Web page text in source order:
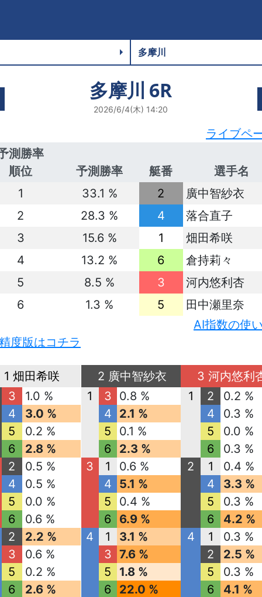
多摩川 6R
2026/6/4(木) 14:20
ライブペ
測勝率
順位
予測勝率 艇番
選手名
1
33.1 % 2
廣中智紗衣
2
28.3 % 4
落合直子
3
15.6 % 1
畑田希咲
4
13.2 % 6
倉持莉々
5
8.5 % 3
河内悠利杏
6
1.3 % 5
田中瀬里奈
AI指数の使
度版はコチラ
1 畑田希咲
3
1.0 %
4
3.0 %
5
0.2 %
6
2.8 %
2
0.5 %
4
0.5 %
5
0.0 %
6
0.6 %
2
2.2 %
3
0.6 %
5
0.2 %
6
2.6 %
2 廣中智紗衣
1
3
0.8 %
4
2.1 %
5
0.1 %
6
2.3 %
3
1
0.6 %
4
5.1 %
5
0.4 %
6
6.9 %
4
1
3.1 %
3
7.6 %
5
1.8 %
6
22.0 %
3 河内悠利
1
2
0.2 %
4
0.3 %
5
0.0 %
6
0.3 %
2
1
0.4 %
4
3.3 %
5
0.3 %
6
4.2 %
4
1
0.3 %
2
2.5 %
5
0.3 %
6
4.1 %